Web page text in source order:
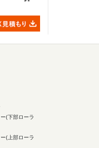
(下部ローラ
(上部ローラ